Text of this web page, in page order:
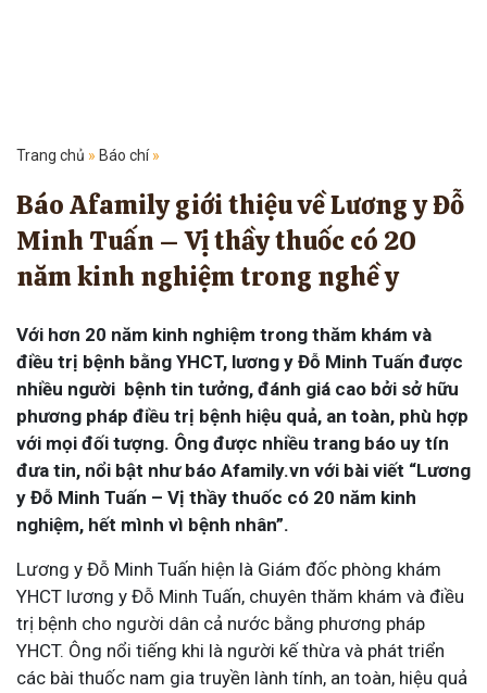
Trang chủ » Báo chí»
Báo Afamily giới thiệu về Lương y Đỗ
Minh Tuấn – Vị thầy thuốc có 20
năm kinh nghiệm trong nghề y
Với hơn 20 năm kinh nghiệm trong thăm khám và
điều trị bệnh bằng YHCT, lương y Đỗ Minh Tuấn được
nhiều người bệnh tin tưởng, đánh giá cao bởi sở hữu
phương pháp điều trị bệnh hiệu quả, an toàn, phù hợp
với mọi đối tượng. Ông được nhiều trang báo uy tín
đưa tin, nổi bật như báo Afamily.vn với bài viết “Lương
y Đỗ Minh Tuấn – Vị thầy thuốc có 20 năm kinh
nghiệm, hết mình vì bệnh nhân”.
Lương y Đỗ Minh Tuấn hiện là Giám đốc phòng khám
YHCT lương y Đỗ Minh Tuấn, chuyên thăm khám và điều
trị bệnh cho người dân cả nước bằng phương pháp
YHCT. Ông nổi tiếng khi là người kế thừa và phát triển
các bài thuốc nam gia truyền lành tính, an toàn, hiệu quả